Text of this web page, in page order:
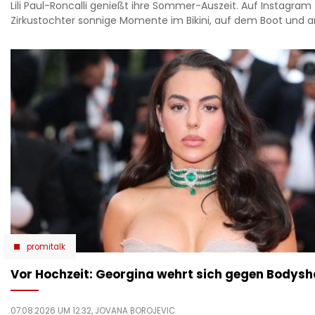
Lili Paul-Roncalli genießt ihre Sommer-Auszeit. Auf Instagram
Zirkustochter sonnige Momente im Bikini, auf dem Boot und
promitalk
Vor Hochzeit: Georgina wehrt sich gegen
07.08.2026 UM 12:32, JOVANA BOROJEVIC